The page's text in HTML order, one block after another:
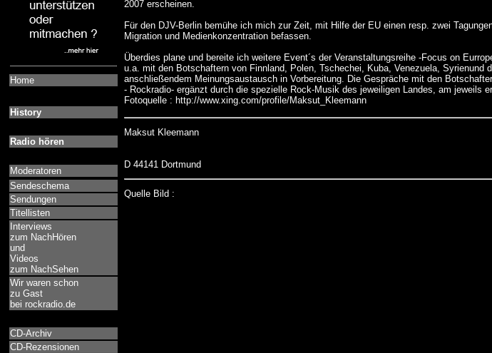
Home
History
Radio hören
Moderatoren
Sendeschema
Sendungen
Titellisten
Interviews
zum NachHören
und
Videos
zum NachSehen
Wir waren schon
zu Gast
bei rockradio.de
CD-Archiv
CD-Rezensionen
2007 erscheinen.
Für den DJV-Berlin bemühe ich mich zur Zeit, mit Hilfe der EU einen resp. zwei
Migration und Medienkonzentration befassen.
Überdies plane und bereite ich weitere Event´s der Veranstaltungsreihe -Focus on
u.a. mit den Botschaftern von Finnland, Polen, Tschechei, Kuba, Venezuela,
anschließendem Meinungsaustausch in Vorbereitung. Die Gespräche mit den
- Rockradio- ergänzt durch die spezielle Rock-Musik des jeweiligen Landes, am jeweils
Fotoquelle : http://www.xing.com/profile/Maksut_Kleemann
Maksut Kleemann
D 44141 Dortmund
Quelle Bild :